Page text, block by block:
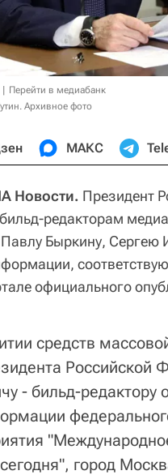
Перейти в медиабанк
Архивное фото
МАКС
Новости. Президент
редакторам
Быркину, Сергею
официального
средств
Российской
- бильд-редактору
город